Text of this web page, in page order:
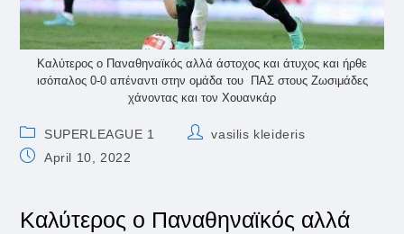
Καλύτερος ο Παναθηναϊκός αλλά άστοχος και άτυχος και ήρθε
ισόπαλος 0-0 απέναντι στην ομάδα του ΠΑΣ στους Ζωσιμάδες
χάνοντας και τον Χουανκάρ
Post
category:
SUPERLEAGUE 1
Postvasilis kleideris
PostApril 10, 2022
Καλύτερος ο Παναθηναϊκός αλλά